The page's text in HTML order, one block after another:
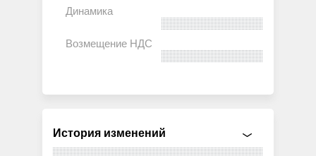
История изменений